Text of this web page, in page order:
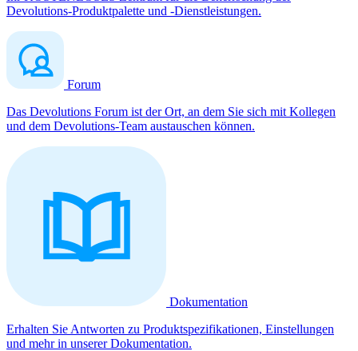
Devolutions-Produktpalette und -Dienstleistungen.
Forum
Das Devolutions Forum ist der Ort, an dem Sie sich mit Kollegen
und dem Devolutions-Team austauschen können.
Dokumentation
Erhalten Sie Antworten zu Produktspezifikationen, Einstellungen
und mehr in unserer Dokumentation.